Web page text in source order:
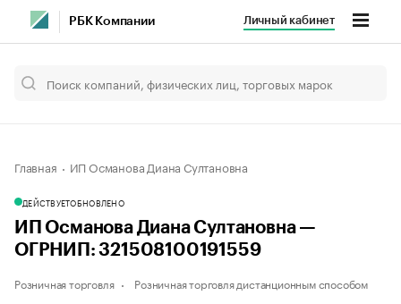
РБК Компании Личный кабинет
Главная ИП Османова Диана Султановна
ДЕЙСТВУЕТОБНОВЛЕНО
ИП Османова Диана Султановна —
ОГРНИП: 321508100191559
Розничная торговля Розничная торговля дистанционным способом